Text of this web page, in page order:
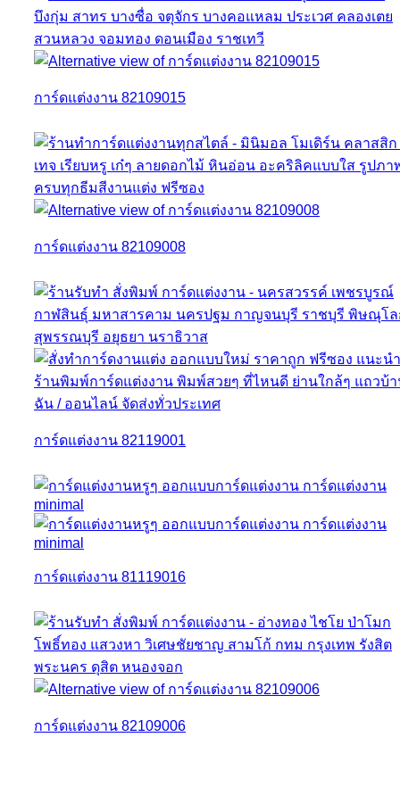
การ์ดแต่งงาน 82109015
การ์ดแต่งงาน 82109008
การ์ดแต่งงาน 82119001
การ์ดแต่งงาน 81119016
การ์ดแต่งงาน 82109006